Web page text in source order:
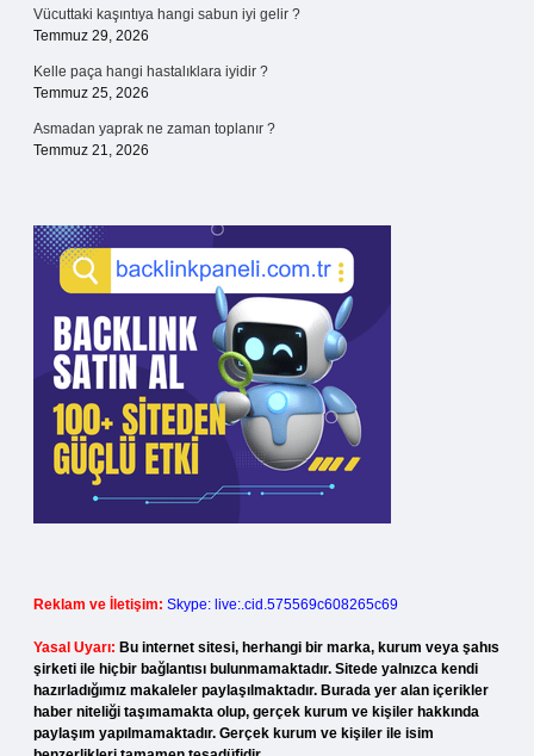
Vücuttaki kaşıntıya hangi sabun iyi gelir ?
Temmuz 29, 2026
Kelle paça hangi hastalıklara iyidir ?
Temmuz 25, 2026
Asmadan yaprak ne zaman toplanır ?
Temmuz 21, 2026
Reklam ve İletişim: Skype: live:.cid.575569c608265c69
Yasal Uyarı: Bu internet sitesi, herhangi bir marka, kurum veya şahıs
şirketi ile hiçbir bağlantısı bulunmamaktadır. Sitede yalnızca kendi
hazırladığımız makaleler paylaşılmaktadır. Burada yer alan içerikler
haber niteliği taşımamakta olup, gerçek kurum ve kişiler hakkında
paylaşım yapılmamaktadır. Gerçek kurum ve kişiler ile isim